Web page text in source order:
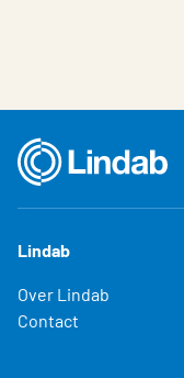
Lindab
Over Lindab
Contact